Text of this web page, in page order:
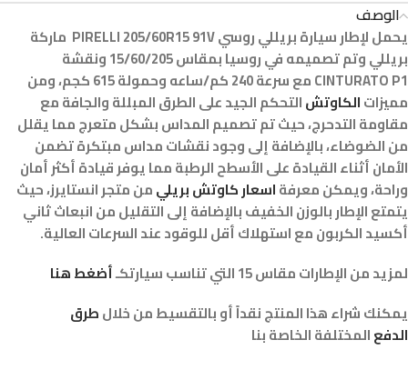
الوصف
يحمل لإطار سيارة بريللي روسي PIRELLI 205/60R15 91V ماركة
بريللي وتم تصميمه في روسيا بمقاس 15/60/205 ونقشة
CINTURATO P1 مع سرعة 240 كم/ساعه وحمولة 615 كجم، ومن
مميزاتالكاوتشالتحكم الجيد على الطرق المبللة والجافة مع
مقاومة التدحرج، حيث تم تصميم المداس بشكل متعرج مما يقلل
من الضوضاء، بالإضافة إلى وجود نقشات مداس مبتكرة تضمن
الأمان أثناء القيادة على الأسطح الرطبة مما يوفر قيادة أكثر أمان
وراحة، ويمكن معرفةاسعار كاوتش بريليمن متجر انستايرز، حيث
يتمتع الإطار بالوزن الخفيف بالإضافة إلى التقليل من انبعاث ثاني
أكسيد الكربون مع استهلاك أقل للوقود عند السرعات العالية.
لمزيد من الإطارات مقاس 15 التي تناسب سيارتكـ
أضغط هنا
يمكنك شراء هذا المنتج نقداً أو بالتقسيط من خلالطرق
الدفعالمختلفة الخاصة بنا